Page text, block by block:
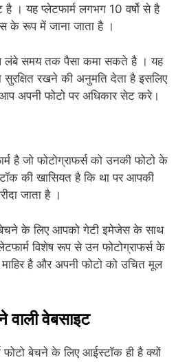
है । यह प्लेटफार्म लगभग 10 वर्षो से है
के रूप में जाना जाता है ।
लंबे समय तक पैसा कमा सकते है । यह
रखने की अनुमति देता है इसलिए
अपनी फोटो पर अधिकार सेट करे।
है जो फोटोग्राफर्स को उनकी फोटो के
की खासियत है कि था पर आपकी
जाता है ।
के लिए आपको गेटी इमेजेस के साथ
विशेष रूप से उन फोटोग्राफर्स के
माहिर है और अपनी फोटो को उचित मूल
वाली वेबसाइट
फोटो बेचने के लिए आईस्टॉक ही है क्यों